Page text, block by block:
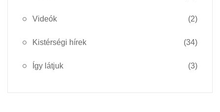
Videók (2)
Kistérségi hírek (34)
Így látjuk (3)